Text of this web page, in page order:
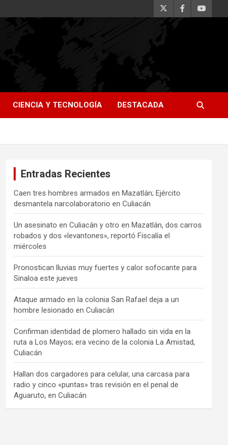
CIENCIA Y TECNOLOGÍA DESTACADA
Entradas Recientes
Caen tres hombres armados en Mazatlán; Ejército
desmantela narcolaboratorio en Culiacán
Un asesinato en Culiacán y otro en Mazatlán, dos carros
robados y dos «levantones», reportó Fiscalía el
miércoles
Pronostican lluvias muy fuertes y calor sofocante para
Sinaloa este jueves
Ataque armado en la colonia San Rafael deja a un
hombre lesionado en Culiacán
Confirman identidad de plomero hallado sin vida en la
ruta a Los Mayos; era vecino de la colonia La Amistad,
Culiacán
Hallan dos cargadores para celular, una carcasa para
radio y cinco «puntas» tras revisión en el penal de
Aguaruto, en Culiacán